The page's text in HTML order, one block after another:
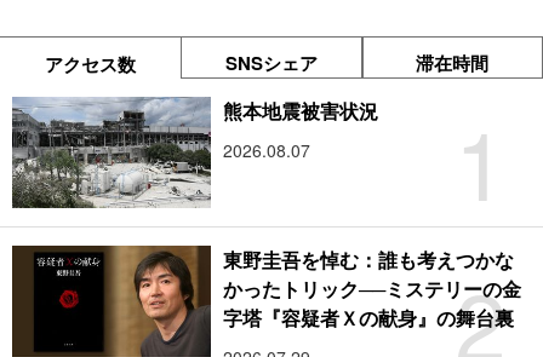
アクセス数 SNSシェア 滞在時間
1
熊本地震被害状況
2026.08.07
2
東野圭吾を悼む：誰も考えつかな
かったトリック──ミステリーの金
字塔『容疑者Ｘの献身』の舞台裏